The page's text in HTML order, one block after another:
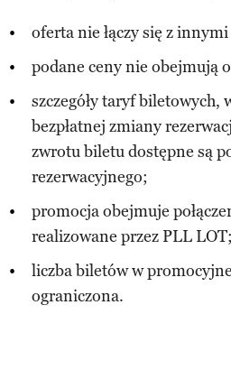
oferta nie łączy się z
podane ceny nie obejmują
szczegóły taryf biletowych,
bezpłatnej zmiany
zwrotu biletu dostępne są
rezerwacyjnego;
promocja obejmuje
realizowane przez PLL LOT;
liczba biletów w
ograniczona.